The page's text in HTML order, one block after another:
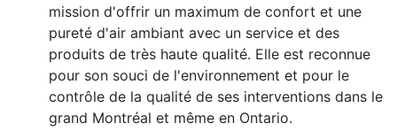
mission d'offrir un maximum de confort et une
pureté d'air ambiant avec un service et des
produits de très haute qualité. Elle est reconnue
pour son souci de l'environnement et pour le
contrôle de la qualité de ses interventions dans le
grand Montréal et même en Ontario.